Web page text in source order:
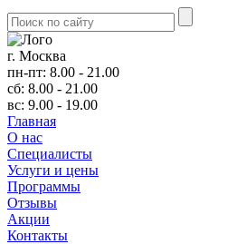
г. Москва
пн-пт: 8.00 - 21.00
сб: 8.00 - 21.00
вс: 9.00 - 19.00
Главная
О нас
Cпециалисты
Услуги и цены
Программы
Отзывы
Акции
Контакты